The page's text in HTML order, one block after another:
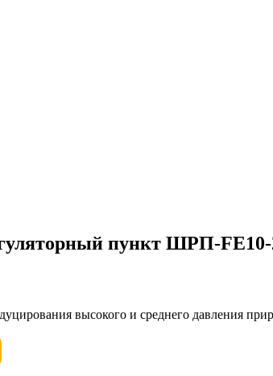
пункт ШРП-FE10-
высокого и среднего давления